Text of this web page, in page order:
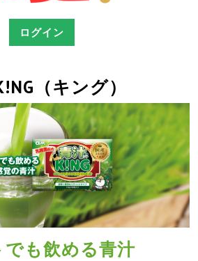
ログイン
（キング）
も飲める青汁